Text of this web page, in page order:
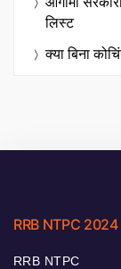
लिस्ट
क्या बिना
RRB NTPC 2024
RRB NTPC